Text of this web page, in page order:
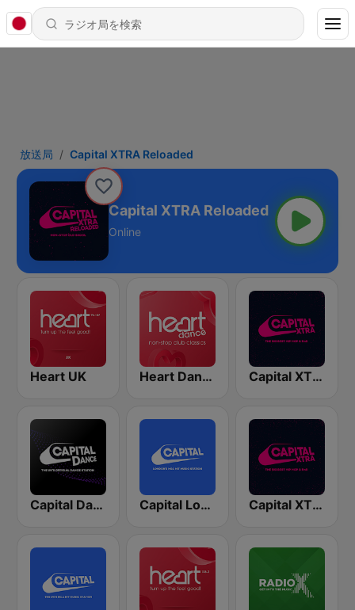
放送局 Capital XTRA Reloaded
Capital XTRA Reloaded
Online
Heart UK Heart Dance Capital XTRA London
Capital Dance Capital London Capital XTRA